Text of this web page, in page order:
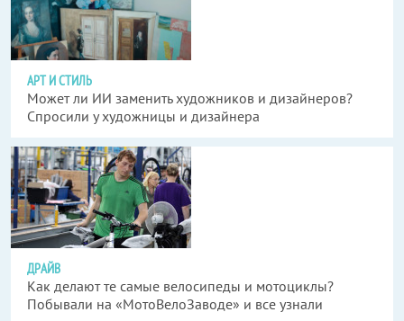
АРТ И СТИЛЬ
Может ли ИИ заменить художников и дизайнеров?
Спросили у художницы и дизайнера
ДРАЙВ
Как делают те самые велосипеды и мотоциклы?
Побывали на «МотоВелоЗаводе» и все узнали